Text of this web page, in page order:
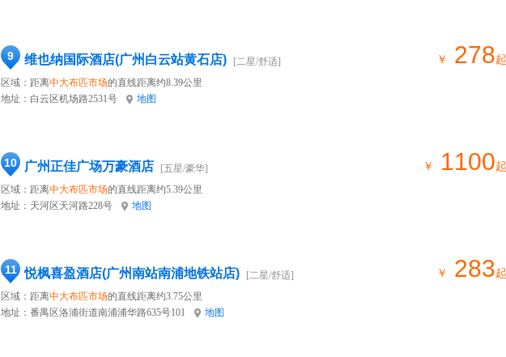
9 维也纳国际酒店(广州白云站黄石店)
[二星/舒适]
区域：距离中大布匹市场的直线距离约8.39公里
地址： 白云区机场路2531号 地图
￥ 278起
10 广州正佳广场万豪酒店
[五星/豪华]
区域：距离中大布匹市场的直线距离约5.39公里
地址： 天河区天河路228号 地图
￥ 1100起
11 悦枫喜盈酒店(广州南站南浦地铁站店)
[二星/舒适]
区域：距离中大布匹市场的直线距离约3.75公里
地址： 番禺区洛浦街道南浦浦华路635号101 地图
￥ 283起